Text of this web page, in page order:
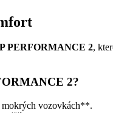
PERFORMANCE 2,
2?
mokrých vozovkách**.